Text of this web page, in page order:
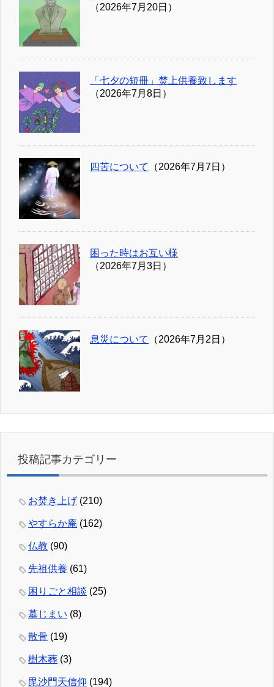
（2026年7月20日）
「七夕の短冊」焚上供養致します
（2026年7月8日）
四苦について （2026年7月7日）
困った時はお互い様
（2026年7月3日）
息災について （2026年7月2日）
投稿記事カテゴリー
お焚き上げ (210)
やすらか庵 (162)
仏教 (90)
先祖供養 (61)
困りごと相談 (25)
墓じまい (8)
散骨 (19)
樹木葬 (3)
毘沙門天信仰 (194)